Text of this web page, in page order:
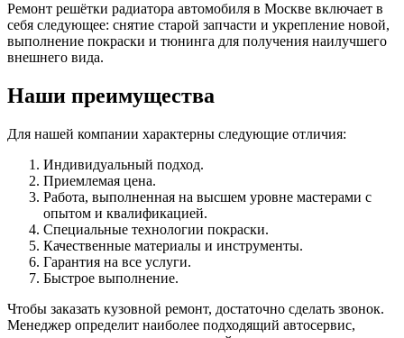
Ремонт решётки радиатора автомобиля в Москве включает в
себя следующее: снятие старой запчасти и укрепление новой,
выполнение покраски и тюнинга для получения наилучшего
внешнего вида.
Наши преимущества
Для нашей компании характерны следующие отличия:
Индивидуальный подход.
Приемлемая цена.
Работа, выполненная на высшем уровне мастерами с
опытом и квалификацией.
Специальные технологии покраски.
Качественные материалы и инструменты.
Гарантия на все услуги.
Быстрое выполнение.
Чтобы заказать кузовной ремонт, достаточно сделать звонок.
Менеджер определит наиболее подходящий автосервис,